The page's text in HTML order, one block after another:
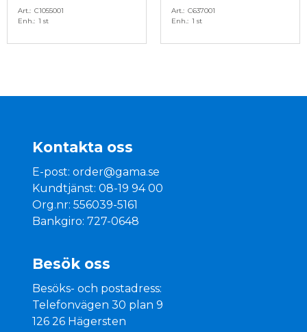
Art.
C1055001
Enh.
1 st
Art.
C637001
Enh.
1 st
Kontakta oss
E-post:order@gama.se
Kundtjänst: 08-19 94 00
Org.nr: 556039-5161
Bankgiro: 727-0648
Besök oss
Besöks- och postadress:
Telefonvägen 30 plan 9
126 26 Hägersten